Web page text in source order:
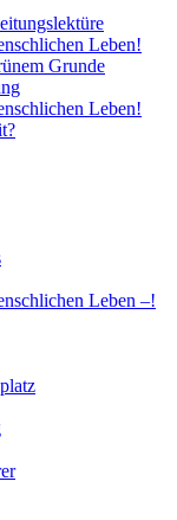
Leben!
Grunde
Leben!
Leben –!